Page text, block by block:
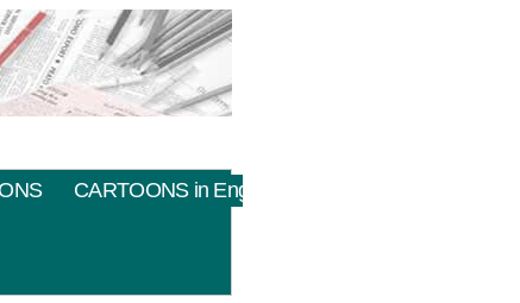
CARTOONS in English